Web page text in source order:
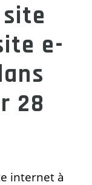
e-
28
internet à